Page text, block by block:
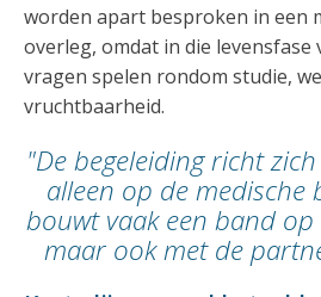
worden apart besproken in een
overleg, omdat in die levensfase
vragen spelen rondom studie,
vruchtbaarheid.
"De begeleiding richt
alleen op de medische
bouwt vaak een band
maar ook met de